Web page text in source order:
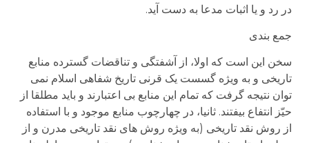
در رد و یا اثبات مدعا به دست آید.
جمع بندی
سخن این است که اولا، از آشفتگی و تناقضات گسترده منابع
تاریخی و به ویژه گسست یک قرنی تاریخ شفاهی اسلام نمی
توان نتیجه گرفت که تمام این منابع بی اعتبارند و باید مطلقا از
حیّز انتفاع بیفتند. ثانیا، در چهارچوب منابع موجود و با استفاده
از روش نقد تاریخی (به ویژه روش های نقد تاریخی مدرن و از